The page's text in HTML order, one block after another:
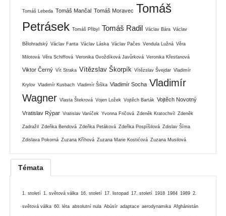
Tomáš Lebeda Tomáš Mančal Tomáš Moravec Tomáš
Petrásek Tomáš Přibyl Tomáš Radil Václav Bára Václav
Bělohradský Václav Fanta Václav Láska Václav Pačes Vendula Lužná Věra
Milotová Věra Schiffová Veronika Gvoždíková Javůrková Veronika Křesťanová
Viktor Černý Vít Straka Vítězslav Škorpík Vítězslav Švejdar Vladimír
Krylov Vladimír Kusbach Vladimír Šiška Vladimír Socha Vladimír
Wagner Vlasta Štekrová Vojen Ložek Vojtěch Barták Vojtěch Novotný
Vratislav Rýpar Vratislav Vaníček Yvonna Fričová Zdeněk Kratochvíl Zdeněk
Zadražil Zdeňka Bendová Zdeňka Petáková Zdeňka Pospíšilová Zdislav Šíma
Zdislava Pokorná Zuzana Kříhová Zuzana Marie Kostićová Zuzana Musilová
Témata
1. století 1. světová válka 16. století 17. listopad 17. století 1918 1984 1989 2.
světová válka 60. léta absolutní nula Abúsír adaptace aerodynamika Afghánistán